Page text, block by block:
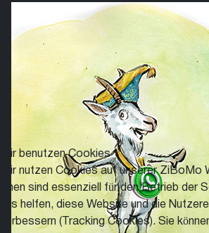
Wir benutzen Cookies
Wir nutzen Cookies auf unserer ZiBoMo
ihnen sind essenziell für den Betrieb der
uns helfen, diese Website und die
verbessern (Tracking Cookies). Sie